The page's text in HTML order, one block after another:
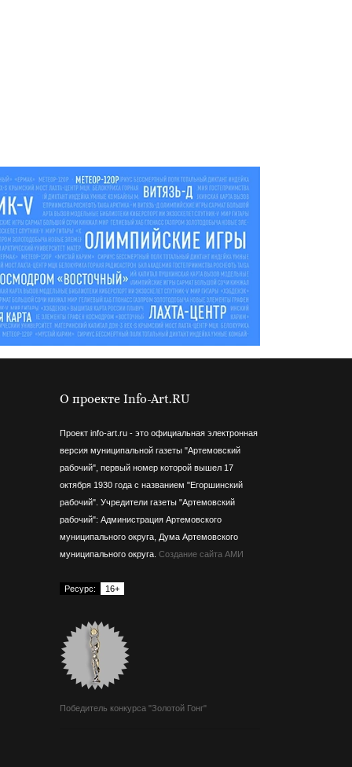
О проекте Info-Art.RU
Проект info-art.ru - это официальная электронная
версия муниципальной газеты "Артемовский
рабочий", первый номер которой вышел 17
октября 1930 года с названием "Егоршинский
рабочий". Учредители газеты "Артемовский
рабочий": Администрация Артемовского
муниципального округа, Дума Артемовского
муниципального округа. Создание сайта АМИ
Ресурс: 16+
Победитель конкурса "Золотой Гонг"